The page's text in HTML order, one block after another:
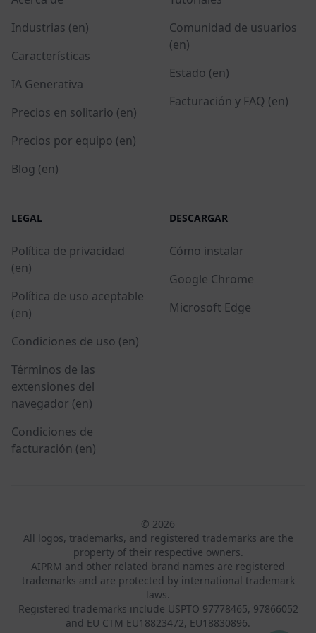
Industrias (en)
Características
IA Generativa
Precios en solitario (en)
Precios por equipo (en)
Blog (en)
Comunidad de usuarios
(en)
Estado (en)
Facturación y FAQ (en)
LEGAL
Política de privacidad
(en)
Política de uso aceptable
(en)
Condiciones de uso (en)
Términos de las
extensiones del
navegador (en)
Condiciones de
facturación (en)
DESCARGAR
Cómo instalar
Google Chrome
Microsoft Edge
© 2026
All logos, trademarks, and registered trademarks are the
property of their respective owners.
AIPRM and other related brand names are registered
trademarks and are protected by international trademark
laws.
Registered trademarks include USPTO 97778465, 97866052
and EU CTM EU18823472, EU18830896.